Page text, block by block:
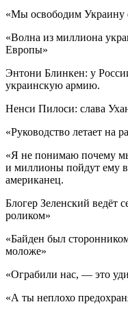
«Мы освободим Украину
«Волна из миллиона
Европы»
Энтони Блинкен: у
украинскую армию.
Ненси Пилоси: слава
«Руководство летает на
«Я не понимаю почему
и миллионы пойдут ему
американец.
Блогер Зеленский ведёт
роликом»
«Байден был
моложе»
«Ограбили нас, — это
«А ты неплохо